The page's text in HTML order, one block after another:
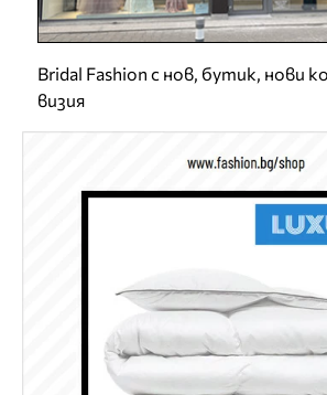
Bridal Fashion с нов, бутик, нови
визия